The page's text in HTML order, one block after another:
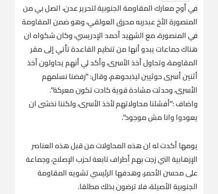
في أوج معارك المقاومة الجنوبية لتحرير عدن، اتصل بي من
المنصورة الأخ عبدربه محرق العولقي، وهو ضمن المقاومة
في المنصورة، مع الشهيد أحمد الإدريسي، وكان شكواه ان
هناك جماعات يبدو أنها من تنظيم القاعدة تأتي إلى مقر
المقاومة، وتحاول أخذ الأسرى، وأكد لي أنهم يحاولون أخذ
أثنين أسرى حوثيين ليذبحوهم، وقال: "رفضنا نسلمهم
الأسرى، وحدثت مشادة قوية كادت تكون معركة".
واضاف :"أفشلنا محاولاتهم لأخذ الأسرى، ولكننا نخشى ان
يعودوا وانا مش موجود".
يومها أكدت له ان هذه المحاولات من قبل هذه العناصر
الإرهابية التي زجت بهم أطراف تابعة لحزب الإصلاح، وجماعة
على محسن الأحمر، وهدفها الرئيسي تشويه المقاومة
الجنوبية الأصيلة، فلا ترضون بذلك مطلقا.